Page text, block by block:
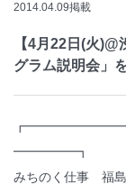
2014.04.09掲載
【4月22日(火
グラム説明会」
━━━━━┓
みちのく仕事 福島